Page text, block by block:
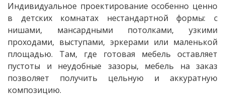
Индивидуальное проектирование особенно ценно
в детских комнатах нестандартной формы: с
нишами, мансардными потолками, узкими
проходами, выступами, эркерами или маленькой
площадью. Там, где готовая мебель оставляет
пустоты и неудобные зазоры, мебель на заказ
позволяет получить цельную и аккуратную
композицию.